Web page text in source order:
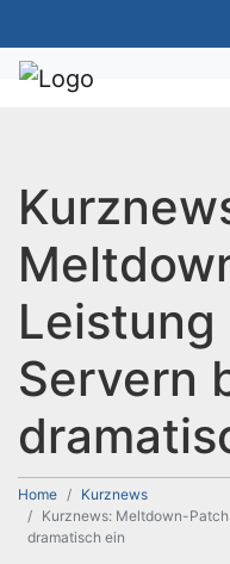
Servern
Home
Kurznews
Kurznews: Meltdown-
dramatisch ein